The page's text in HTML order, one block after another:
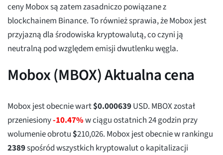
ceny Mobox są zatem zasadniczo powiązane z
blockchainem Binance. To również sprawia, że Mobox jest
przyjazną dla środowiska kryptowalutą, co czyni ją
neutralną pod względem emisji dwutlenku węgla.
Mobox (MBOX) Aktualna cena
Mobox jest obecnie wart$0.000639USD. MBOX został
przeniesiony-10.47%w ciągu ostatnich 24 godzin przy
wolumenie obrotu$210,026. Mobox jest obecnie w rankingu
2389spośród wszystkich kryptowalut o kapitalizacji